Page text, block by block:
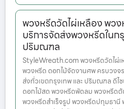
พวงหรีดวัดไผ่เหลือง พว
บริการจัดส่งพวงหรีดในก
ปริมณฑล
StyleWreath.com พวงหรีดวัดไผ่เ
พวงหรีด ดอกไม้จัดงานศพ ครบวงจ
ส่งทั่วเขตกรุงเทพ และ ปริมณฑล ดีไ
ดอกไม้สด พวงหรีดพัดลม พวงหรีดต้
พวงหรีดสำเร็จรูป พวงหรีดปทุมธา